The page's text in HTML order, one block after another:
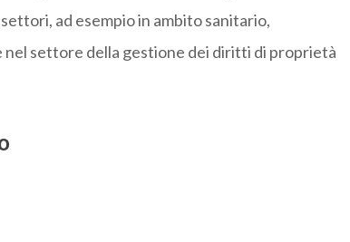
ad esempio in ambito sanitario,
settore della gestione dei diritti di proprietà